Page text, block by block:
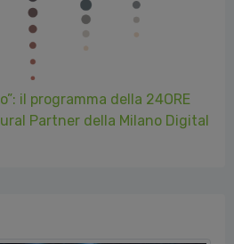
il programma della 24ORE